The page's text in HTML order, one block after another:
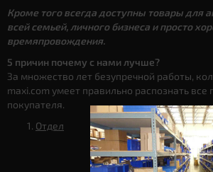
Кроме того всегда доступны товары для
всей семьей, личного бизнеса и просто
времяпровождения.
5 причин почему с нами лучше?
За множество лет безупречной работы,
maxi.com умеет правильно распознать
покупателя.
Отдел